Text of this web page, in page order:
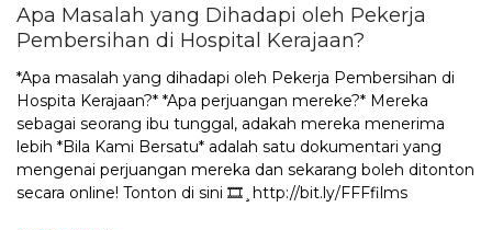
Apa Masalah yang Dihadapi oleh Pekerja
Pembersihan di Hospital Kerajaan?
*Apa masalah yang dihadapi oleh Pekerja Pembersihan di
Hospita Kerajaan?* *Apa perjuangan mereke?* Mereka
sebagai seorang ibu tunggal, adakah mereka menerima
lebih *Bila Kami Bersatu* adalah satu dokumentari yang
mengenai perjuangan mereka dan sekarang boleh ditonton
secara online! Tonton di sini 🎞️¸http://bit.ly/FFFfilms